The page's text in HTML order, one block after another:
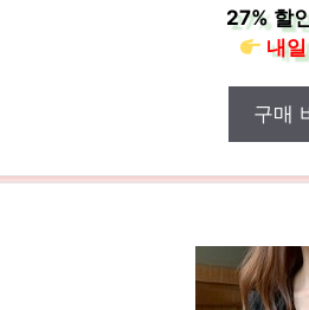
27%할
내일
구매